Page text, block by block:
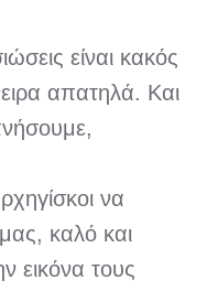
είναι κακός
απατηλά. Και
να
καλό και
εικόνα τους